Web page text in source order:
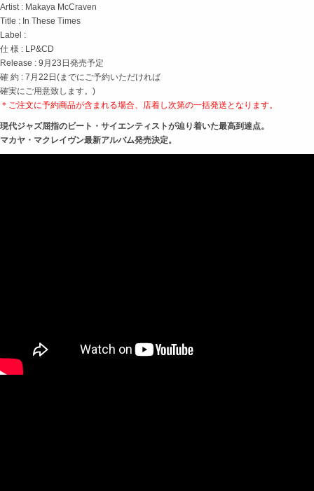
Artist : Makaya McCraven
Title : In These Times
Label :
仕 様 : LP&CD
Release : 9月23日発売予定
確 約 : 7月22日(までにご予約いただければ
確実にご用意致します。)
＊ご注文に予約商品が含まれる場合、店着し次第の一括発送となります。
現代ジャズ屈指のビート・サイエンティストが辿り着いた最高到達点。
マカヤ・マクレイヴン最新アルバム発売決定。